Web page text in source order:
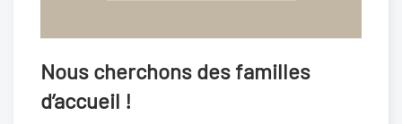
Nous cherchons des familles
d’accueil !